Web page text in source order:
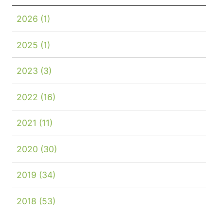
2026 (1)
2025 (1)
2023 (3)
2022 (16)
2021 (11)
2020 (30)
2019 (34)
2018 (53)